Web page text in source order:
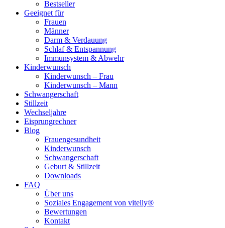
Bestseller
Geeignet für
Frauen
Männer
Darm & Verdauung
Schlaf & Entspannung
Immunsystem & Abwehr
Kinderwunsch
Kinderwunsch – Frau
Kinderwunsch – Mann
Schwangerschaft
Stillzeit
Wechseljahre
Eisprungrechner
Blog
Frauengesundheit
Kinderwunsch
Schwangerschaft
Geburt & Stillzeit
Downloads
FAQ
Über uns
Soziales Engagement von vitelly®
Bewertungen
Kontakt